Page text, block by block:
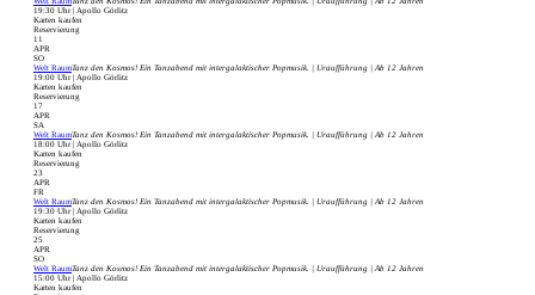
19:30 Uhr | Apollo Görlitz
Karten kaufen
Reservierung
11
APR
SO
Welt RaumTanz den Kosmos! Ein Tanzabend mit intergalaktischer Popmusik. | Uraufführung | Ab 12 Jahren
19:00 Uhr | Apollo Görlitz
Karten kaufen
Reservierung
17
APR
SA
Welt RaumTanz den Kosmos! Ein Tanzabend mit intergalaktischer Popmusik. | Uraufführung | Ab 12 Jahren
18:00 Uhr | Apollo Görlitz
Karten kaufen
Reservierung
23
APR
FR
Welt RaumTanz den Kosmos! Ein Tanzabend mit intergalaktischer Popmusik. | Uraufführung | Ab 12 Jahren
19:30 Uhr | Apollo Görlitz
Karten kaufen
Reservierung
25
APR
SO
Welt RaumTanz den Kosmos! Ein Tanzabend mit intergalaktischer Popmusik. | Uraufführung | Ab 12 Jahren
15:00 Uhr | Apollo Görlitz
Karten kaufen